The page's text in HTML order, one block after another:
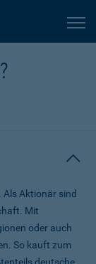
. Als Aktionär sind
Mit
oder auch
So kauft zum